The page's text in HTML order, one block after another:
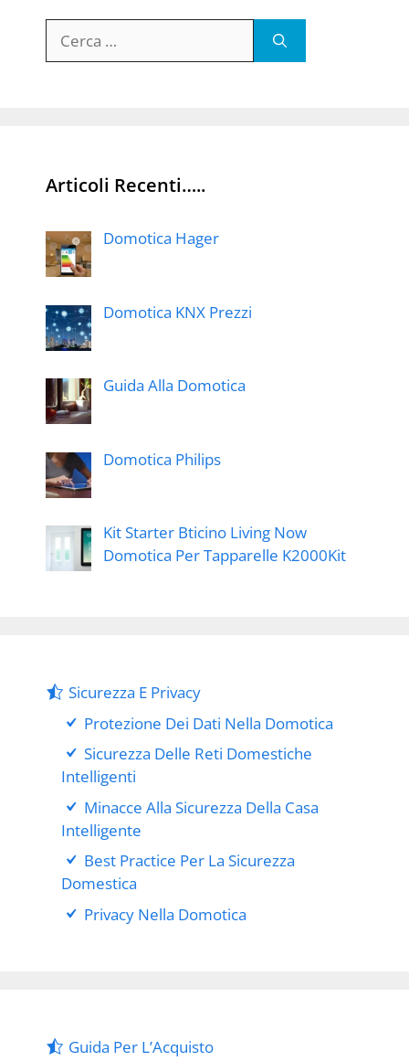
per:
Articoli Recenti…..
Domotica Hager
Domotica KNX Prezzi
Guida Alla Domotica
Domotica Philips
Kit Starter Bticino Living Now
Domotica Per Tapparelle K2000Kit
Sicurezza E Privacy
Protezione Dei Dati Nella Domotica
Sicurezza Delle Reti Domestiche
Intelligenti
Minacce Alla Sicurezza Della Casa
Intelligente
Best Practice Per La Sicurezza
Domestica
Privacy Nella Domotica
Guida Per L’Acquisto